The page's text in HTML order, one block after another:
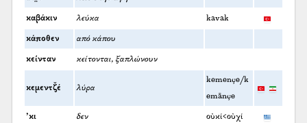
καβάκιν λεύκα kavak
κάποθεν από κάπου
κείνταν κείτονται, ξαπλώνουν
κεμεντζ̌έ λύρα
kemençe/k
emānçe
’κι δεν οὐκί<οὐχί